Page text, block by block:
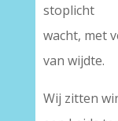
stoplicht
wacht, met
van wijdte.
Wij zitten